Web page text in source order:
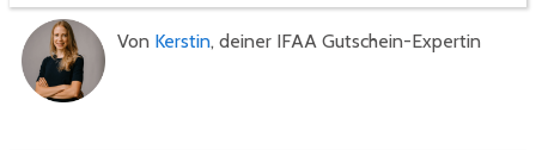
Von Kerstin, deiner IFAA Gutschein-Expertin